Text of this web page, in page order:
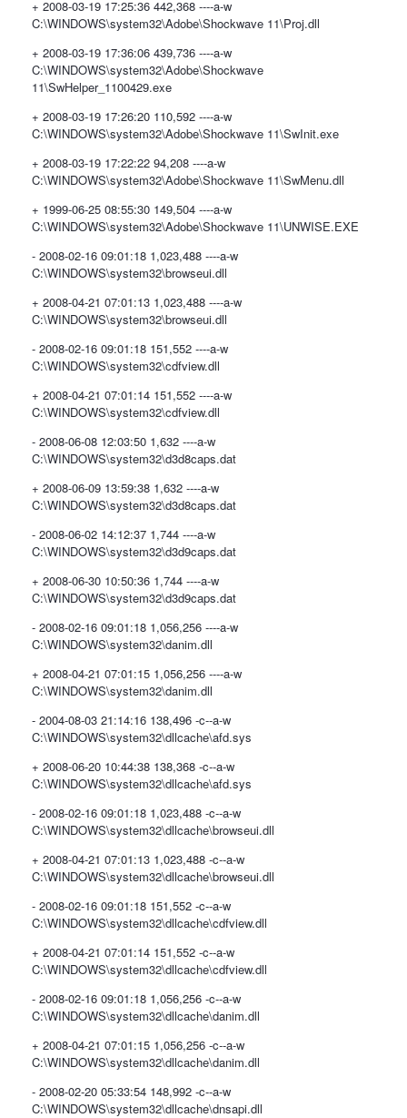
+ 2008-03-19 17:25:36 442,368 ----a-w
C:\WINDOWS\system32\Adobe\Shockwave 11\Proj.dll
+ 2008-03-19 17:36:06 439,736 ----a-w
C:\WINDOWS\system32\Adobe\Shockwave
11\SwHelper_1100429.exe
+ 2008-03-19 17:26:20 110,592 ----a-w
C:\WINDOWS\system32\Adobe\Shockwave 11\SwInit.exe
+ 2008-03-19 17:22:22 94,208 ----a-w
C:\WINDOWS\system32\Adobe\Shockwave 11\SwMenu.dll
+ 1999-06-25 08:55:30 149,504 ----a-w
C:\WINDOWS\system32\Adobe\Shockwave 11\UNWISE.EXE
- 2008-02-16 09:01:18 1,023,488 ----a-w
C:\WINDOWS\system32\browseui.dll
+ 2008-04-21 07:01:13 1,023,488 ----a-w
C:\WINDOWS\system32\browseui.dll
- 2008-02-16 09:01:18 151,552 ----a-w
C:\WINDOWS\system32\cdfview.dll
+ 2008-04-21 07:01:14 151,552 ----a-w
C:\WINDOWS\system32\cdfview.dll
- 2008-06-08 12:03:50 1,632 ----a-w
C:\WINDOWS\system32\d3d8caps.dat
+ 2008-06-09 13:59:38 1,632 ----a-w
C:\WINDOWS\system32\d3d8caps.dat
- 2008-06-02 14:12:37 1,744 ----a-w
C:\WINDOWS\system32\d3d9caps.dat
+ 2008-06-30 10:50:36 1,744 ----a-w
C:\WINDOWS\system32\d3d9caps.dat
- 2008-02-16 09:01:18 1,056,256 ----a-w
C:\WINDOWS\system32\danim.dll
+ 2008-04-21 07:01:15 1,056,256 ----a-w
C:\WINDOWS\system32\danim.dll
- 2004-08-03 21:14:16 138,496 -c--a-w
C:\WINDOWS\system32\dllcache\afd.sys
+ 2008-06-20 10:44:38 138,368 -c--a-w
C:\WINDOWS\system32\dllcache\afd.sys
- 2008-02-16 09:01:18 1,023,488 -c--a-w
C:\WINDOWS\system32\dllcache\browseui.dll
+ 2008-04-21 07:01:13 1,023,488 -c--a-w
C:\WINDOWS\system32\dllcache\browseui.dll
- 2008-02-16 09:01:18 151,552 -c--a-w
C:\WINDOWS\system32\dllcache\cdfview.dll
+ 2008-04-21 07:01:14 151,552 -c--a-w
C:\WINDOWS\system32\dllcache\cdfview.dll
- 2008-02-16 09:01:18 1,056,256 -c--a-w
C:\WINDOWS\system32\dllcache\danim.dll
+ 2008-04-21 07:01:15 1,056,256 -c--a-w
C:\WINDOWS\system32\dllcache\danim.dll
- 2008-02-20 05:33:54 148,992 -c--a-w
C:\WINDOWS\system32\dllcache\dnsapi.dll